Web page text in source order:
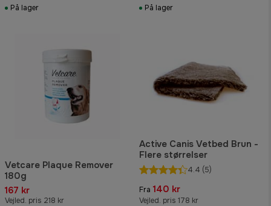
På lager
På lager
Vetcare Plaque Remover
180g
167 kr
Vejled. pris 218 kr
Active Canis Vetbed Brun -
Flere størrelser
4.4 (5)
Fra 140 kr
Vejled. pris 178 kr